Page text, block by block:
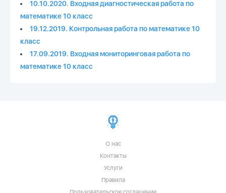
10.10.2020. Входная диагностическая работа по
математике 10 класс
19.12.2019. Контрольная работа по математике 10
класс
17.09.2019. Входная мониторинговая работа по
математике 10 класс
О нас
Контакты
Услуги
Правила